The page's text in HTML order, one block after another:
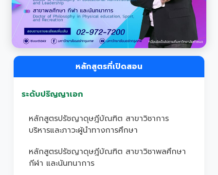
หลักสูตรที่เปิดสอน
ระดับปริญญาเอก
หลักสูตรปรัชญาดุษฎีบัณฑิต สาขาวิชาการ
บริหารและภาวะผู้นำทางการศึกษา
หลักสูตรปรัชญาดุษฎีบัณฑิต สาขาวิชาพลศึกษา
กีฬา และนันทนาการ